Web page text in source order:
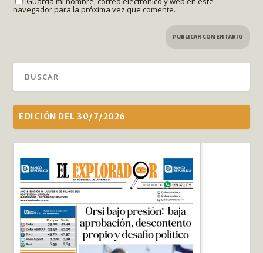
navegador para la próxima vez que comente.
EDICIÓN DEL 30/7/2026